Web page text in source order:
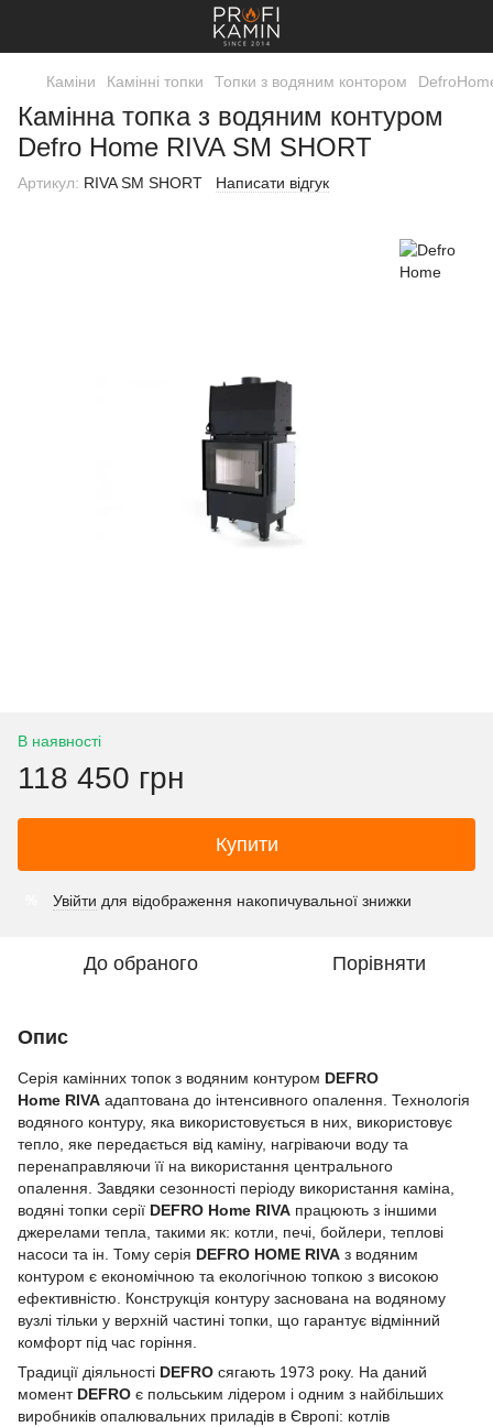
Каміни Камінні топки Топки з водяним контором
Камінна топка з водяним контуром
Defro Home RIVA SM SHORT
Артикул: RIVA SM SHORT Написати відгук
В наявності
118 450 грн
Купити
Увійти для відображення накопичувальної знижки
До обраного Порівняти
Опис
Серія камінних топок з водяним контуром DEFRO
Home RIVA адаптована до інтенсивного опалення. Технологія
водяного контуру, яка використовується в них, використовує
тепло, яке передається від каміну, нагріваючи воду та
перенаправляючи її на використання центрального
опалення. Завдяки сезонності періоду використання каміна,
водяні топки серії DEFRO Home RIVA працюють з іншими
джерелами тепла, такими як: котли, печі, бойлери, теплові
насоси та ін. Тому серія DEFRO HOME RIVA з водяним
контуром є економічною та екологічною топкою з високою
ефективністю. Конструкція контуру заснована на водяному
вузлі тільки у верхній частині топки, що гарантує відмінний
комфорт під час горіння.
Традиції діяльності DEFRO сягають 1973 року. На даний
момент DEFRO є польським лідером і одним з найбільших
виробників опалювальних приладів в Європі: котлів